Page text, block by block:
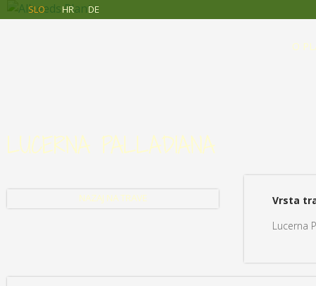
Skip to main content
SLO HR DE
Allseeds
O
LUCERNA PALLADIANA
NAZAJ NA TRAVE
Vrsta
Lucerna